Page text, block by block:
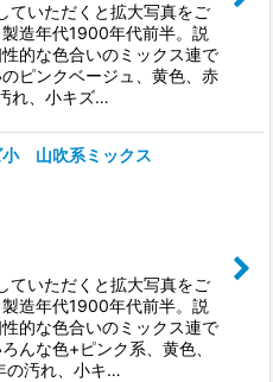
ていただくと拡大写真をご
造年代1900年代前半。説
的な色合いのミックス連で
ピンクベージュ、黄色、赤
れ、小キズ…
小 山吹系ミックス
ていただくと拡大写真をご
造年代1900年代前半。説
的な色合いのミックス連で
んな色+ピンク系、黄色、
の汚れ、小キ…